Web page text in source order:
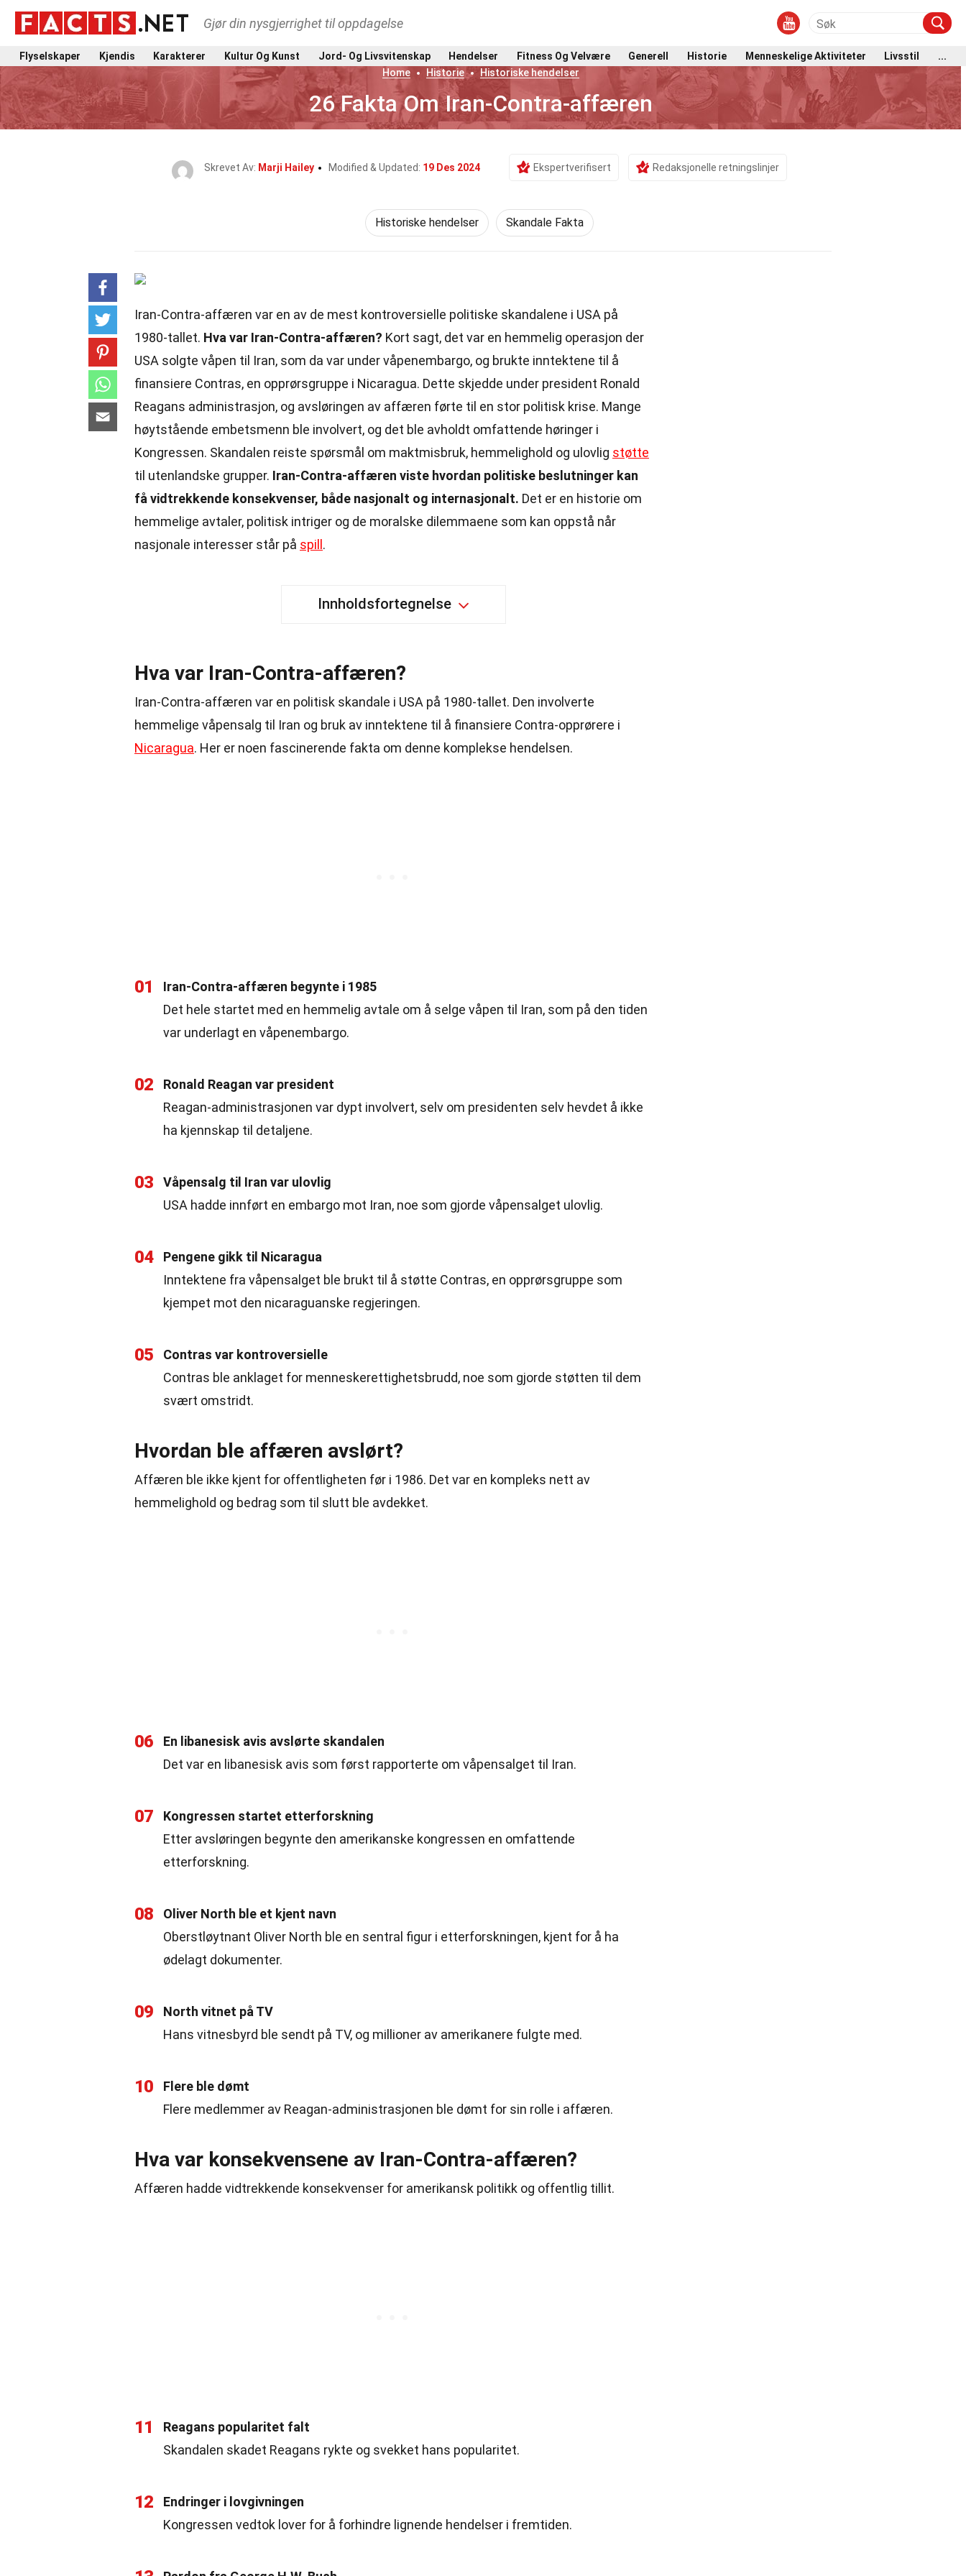
Gjør din nysgjerrighet til oppdagelse
Flyselskaper Kjendis Karakterer Kultur Og Kunst Jord- Og Livsvitenskap Hendelser Fitness Og Velvære Generell Historie Menneskelige Aktiviteter Livsstil
...
Home
Historie Historiske hendelser
26 Fakta Om Iran-Contra-affæren
Skrevet Av: Marji Hailey Modified & Updated: 19 Des 2024 Ekspertverifisert Redaksjonelle retningslinjer
Historiske hendelser Skandale Fakta
Iran-Contra-affæren var en av de mest kontroversielle politiske skandalene i USA på
1980-tallet. Hva var Iran-Contra-affæren? Kort sagt, det var en hemmelig operasjon der
USA solgte våpen til Iran, som da var under våpenembargo, og brukte inntektene til å
finansiere Contras, en opprørsgruppe i Nicaragua. Dette skjedde under president Ronald
Reagans administrasjon, og avsløringen av affæren førte til en stor politisk krise. Mange
høytstående embetsmenn ble involvert, og det ble avholdt omfattende høringer i
Kongressen. Skandalen reiste spørsmål om maktmisbruk, hemmelighold og ulovlig støtte
til utenlandske grupper. Iran-Contra-affæren viste hvordan politiske beslutninger kan
få vidtrekkende konsekvenser, både nasjonalt og internasjonalt. Det er en historie om
hemmelige avtaler, politisk intriger og de moralske dilemmaene som kan oppstå når
nasjonale interesser står på spill .
Innholdsfortegnelse
Hva var Iran-Contra-affæren?
Iran-Contra-affæren var en politisk skandale i USA på 1980-tallet. Den involverte
hemmelige våpensalg til Iran og bruk av inntektene til å finansiere Contra-opprørere i
Nicaragua. Her er noen fascinerende fakta om denne komplekse hendelsen.
01
Iran-Contra-affæren begynte i 1985
Det hele startet med en hemmelig avtale om å selge våpen til Iran, som på den tiden
var underlagt en våpenembargo.
02
Ronald Reagan var president
Reagan-administrasjonen var dypt involvert, selv om presidenten selv hevdet å ikke
ha kjennskap til detaljene.
03
Våpensalg til Iran var ulovlig
USA hadde innført en embargo mot Iran, noe som gjorde våpensalget ulovlig.
04
Pengene gikk til Nicaragua
Inntektene fra våpensalget ble brukt til å støtte Contras, en opprørsgruppe som
kjempet mot den nicaraguanske regjeringen.
05
Contras var kontroversielle
Contras ble anklaget for menneskerettighetsbrudd, noe som gjorde støtten til dem
svært omstridt.
Hvordan ble affæren avslørt?
Affæren ble ikke kjent for offentligheten før i 1986. Det var en kompleks nett av
hemmelighold og bedrag som til slutt ble avdekket.
06
En libanesisk avis avslørte skandalen
Det var en libanesisk avis som først rapporterte om våpensalget til Iran.
07
Kongressen startet etterforskning
Etter avsløringen begynte den amerikanske kongressen en omfattende
etterforskning.
08
Oliver North ble et kjent navn
Oberstløytnant Oliver North ble en sentral figur i etterforskningen, kjent for å ha
ødelagt dokumenter.
09
North vitnet på TV
Hans vitnesbyrd ble sendt på TV, og millioner av amerikanere fulgte med.
10
Flere ble dømt
Flere medlemmer av Reagan-administrasjonen ble dømt for sin rolle i affæren.
Hva var konsekvensene av Iran-Contra-affæren?
Affæren hadde vidtrekkende konsekvenser for amerikansk politikk og offentlig tillit.
11
Reagans popularitet falt
Skandalen skadet Reagans rykte og svekket hans popularitet.
12
Endringer i lovgivningen
Kongressen vedtok lover for å forhindre lignende hendelser i fremtiden.